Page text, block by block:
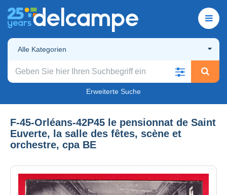
Alle Kategorien
Erweiterte Suche
F-45-Orléans-42P45 le pensionnat de Saint
Euverte, la salle des fêtes, scène et
orchestre, cpa BE